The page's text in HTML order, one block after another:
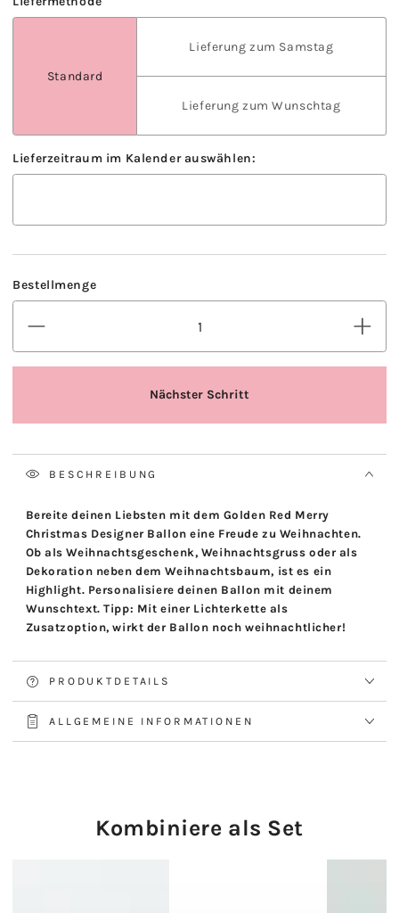
BESCHREIBUNG
Bereite deinen Liebsten mit dem Golden Red Merry
Christmas Designer Ballon eine Freude zu Weihnachten.
Ob als Weihnachtsgeschenk, Weihnachtsgruss oder als
Dekoration neben dem Weihnachtsbaum, ist es ein
Highlight. Personalisiere deinen Ballon mit deinem
Wunschtext. Tipp: Mit einer Lichterkette als
Zusatzoption, wirkt der Ballon noch weihnachtlicher!
PRODUKTDETAILS
ALLGEMEINE INFORMATIONEN
Kombiniere als Set